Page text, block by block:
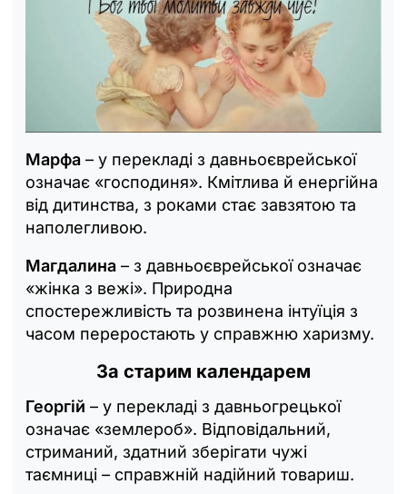
Марфа – у перекладі з давньоєврейської
означає «господиня». Кмітлива й енергійна
від дитинства, з роками стає завзятою та
наполегливою.
Магдалина – з давньоєврейської означає
«жінка з вежі». Природна
спостережливість та розвинена інтуїція з
часом переростають у справжню харизму.
За старим календарем
Георгій – у перекладі з давньогрецької
означає «землероб». Відповідальний,
стриманий, здатний зберігати чужі
таємниці – справжній надійний товариш.